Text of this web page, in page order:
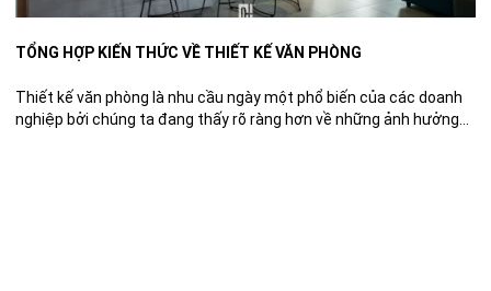
TỔNG HỢP KIẾN THỨC VỀ THIẾT KẾ VĂN PHÒNG
Thiết kế văn phòng là nhu cầu ngày một phổ biến của các doanh
nghiệp bởi chúng ta đang thấy rõ ràng hơn về những ảnh hưởng